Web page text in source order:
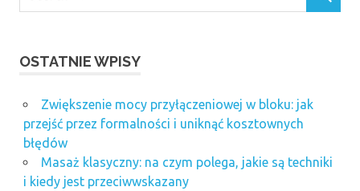
OSTATNIE WPISY
Zwiększenie mocy przyłączeniowej w bloku: jak
przejść przez formalności i uniknąć kosztownych
błędów
Masaż klasyczny: na czym polega, jakie są techniki
i kiedy jest przeciwwskazany